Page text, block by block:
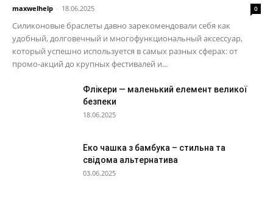
maxwelhelp - 18.06.2025 0
Силиконовые браслеты давно зарекомендовали себя как
удобный, долговечный и многофункциональный аксессуар,
который успешно используется в самых разных сферах: от
промо-акций до крупных фестивалей и...
Флікери — маленький елемент великої
безпеки
18.06.2025
Еко чашка з бамбука – стильна та
свідома альтернатива
03.06.2025